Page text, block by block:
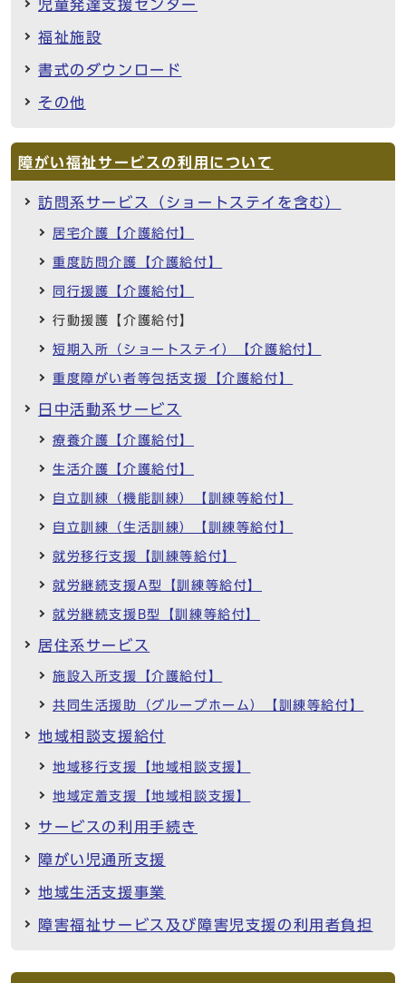
児童発達支援センター
福祉施設
書式のダウンロード
その他
障がい福祉サービスの利用について
訪問系サービス（ショートステイを含む）
居宅介護【介護給付】
重度訪問介護【介護給付】
同行援護【介護給付】
行動援護【介護給付】
短期入所（ショートステイ）【介護給付】
重度障がい者等包括支援【介護給付】
日中活動系サービス
療養介護【介護給付】
生活介護【介護給付】
自立訓練（機能訓練）【訓練等給付】
自立訓練（生活訓練）【訓練等給付】
就労移行支援【訓練等給付】
就労継続支援A型【訓練等給付】
就労継続支援B型【訓練等給付】
居住系サービス
施設入所支援【介護給付】
共同生活援助（グループホーム）【訓練等給付】
地域相談支援給付
地域移行支援【地域相談支援】
地域定着支援【地域相談支援】
サービスの利用手続き
障がい児通所支援
地域生活支援事業
障害福祉サービス及び障害児支援の利用者負担